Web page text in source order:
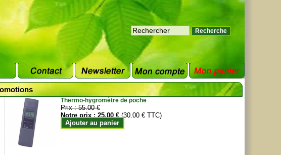
Thermo-hygromètre de poche
Prix :55.00 €
Notre prix :25.00 € (30.00 € TTC)
Ajouter au panier